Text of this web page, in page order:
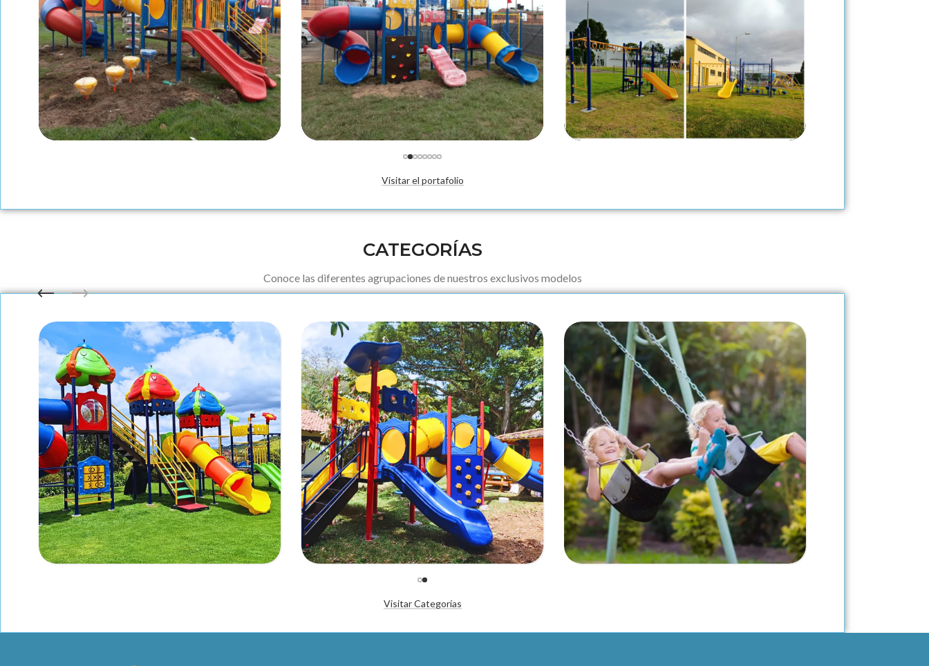
Visitar el portafolio
CATEGORÍAS
Conoce las diferentes agrupaciones de nuestros exclusivos modelos
Visitar Categorías